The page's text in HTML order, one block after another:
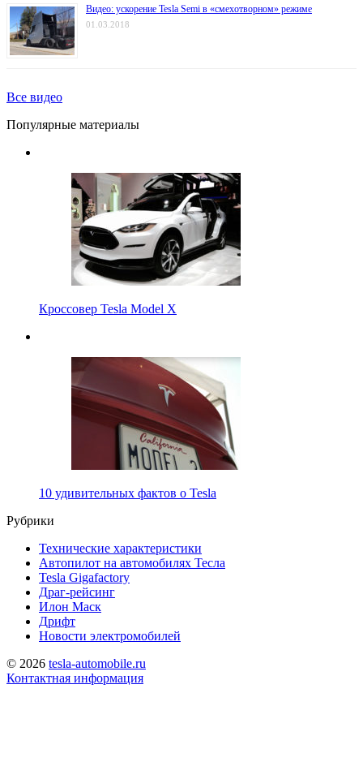
Видео: ускорение Tesla Semi в «смехотворном» режиме
01.03.2018
Все видео
Популярные материалы
Кроссовер Tesla Model X
10 удивительных фактов о Tesla
Рубрики
Технические характеристики
Автопилот на автомобилях Тесла
Tesla Gigafactory
Драг-рейсинг
Илон Маск
Дрифт
Новости электромобилей
© 2026 tesla-automobile.ru
Контактная информация